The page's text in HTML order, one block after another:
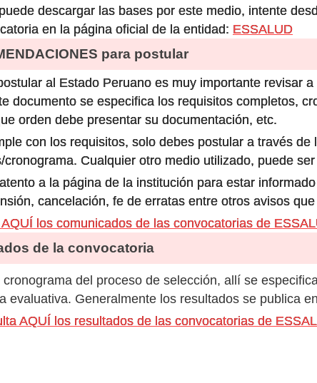
descargar las bases por este medio, intente
en la página oficial de la entidad: ESSALUD
para postular
al Estado Peruano es muy importante revisar
documento se especifica los requisitos completos,
orden debe presentar su documentación, etc.
con los requisitos, solo debes postular a través
cronograma. Cualquier otro medio utilizado, puede
a la página de la institución para estar
cancelación, fe de erratas entre otros avisos
los comunicados de las convocatorias de
de la convocatoria
cronograma del proceso de selección, allí se
evaluativa. Generalmente los resultados se publica
AQUÍ los resultados de las convocatorias de